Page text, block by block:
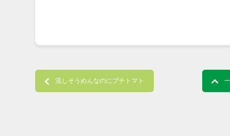
Post navigation
流しそうめんなのにプチトマト